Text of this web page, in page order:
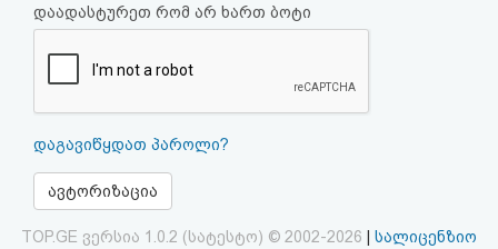
რეგისტრაცია
პაროლის
HTML
კოდი
დაადასტურეთ რომ არ ხართ ბოტი
დაგავიწყდათ პაროლი?
ავტორიზაცია
TOP.GE ვერსია 1.0.2 (სატესტო) © 2002-2026
სალიცენზიო